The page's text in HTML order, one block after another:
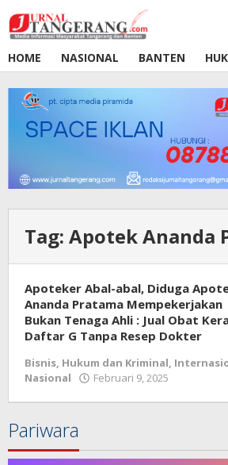
ke
konten
HOME
NASIONAL BANTEN
Tag: Apotek Ananda
Apoteker Abal-abal, Diduga
Ananda Pratama Mempekerjakan
Bukan Tenaga Ahli : Jual Obat
Daftar G Tanpa Resep Dokter
Bisnis, Hukum dan Kriminal,
Nasional
Februari 9, 2025
Pariwara